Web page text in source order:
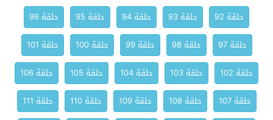
حلقة 92
حلقة 93 حلقة 94 حلقة 95
حلقة 96
حلقة 97
حلقة 98 حلقة 99 حلقة 100
حلقة 101
حلقة 102
حلقة 103 حلقة 104 حلقة 105
حلقة 106
حلقة 107
حلقة 108 حلقة 109 حلقة 110
حلقة 111